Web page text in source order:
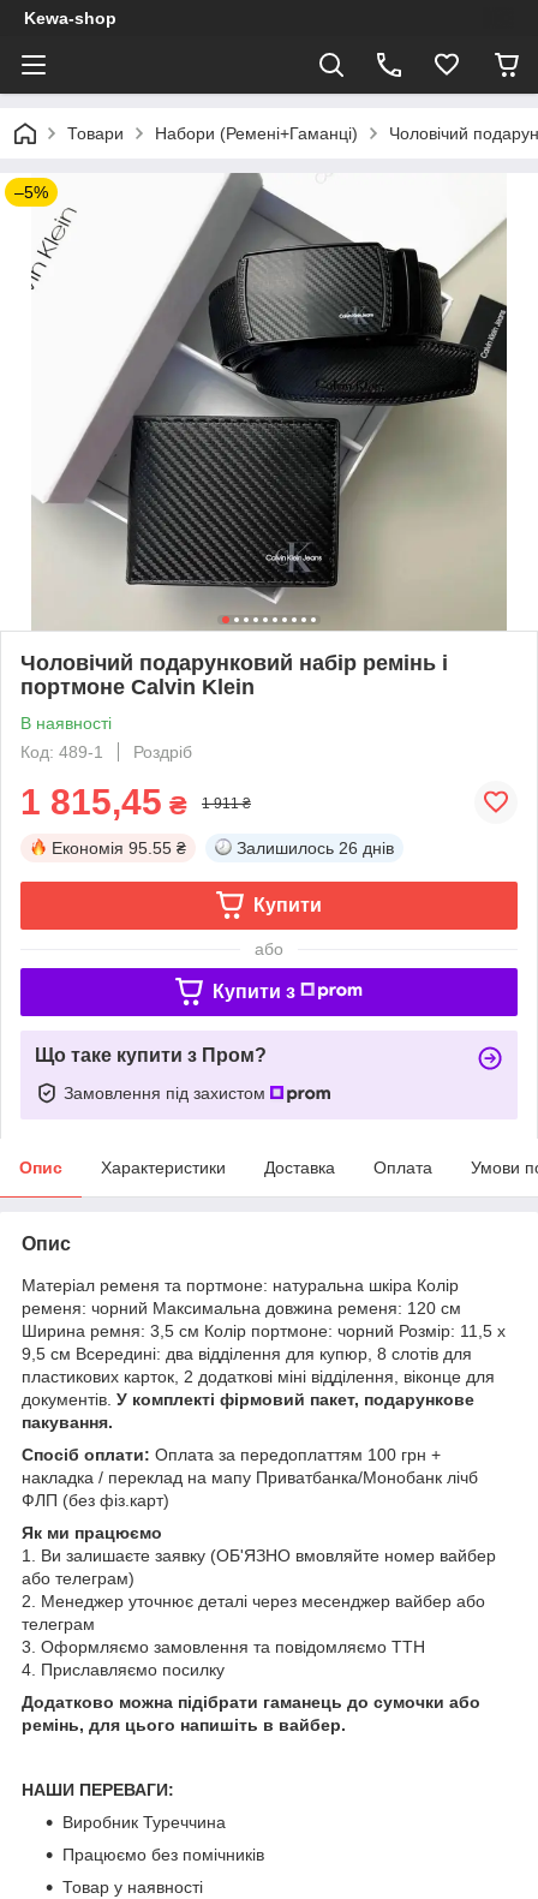
Kewa-shop
Товари Набори (Ремені+Гаманці) Чоловічий
–5%
Чоловічий подарунковий набір ремінь і
портмоне Calvin Klein
В наявності
Код: 489-1
Роздріб
1 815,45 ₴ 1 911 ₴
Економія 95.55 ₴ Залишилось 26 днів
Купити
або
Купити з
Що таке купити з Пром?
Замовлення під захистом
Опис Характеристики Доставка Оплата Умови
Опис
Матеріал ременя та портмоне: натуральна шкіра Колір
ременя: чорний Максимальна довжина ременя: 120 см
Ширина ремня: 3,5 см Колір портмоне: чорний Розмір: 11,5 х
9,5 см Всередині: два відділення для купюр, 8 слотів для
пластикових карток, 2 додаткові міні відділення, віконце для
документів. У комплекті фірмовий пакет, подарункове
пакування.
Спосіб оплати: Оплата за передоплаттям 100 грн +
накладка / переклад на мапу Приватбанка/Монобанк лічб
ФЛП (без фіз.карт)
Як ми працюємо
1. Ви залишаєте заявку (ОБ'ЯЗНО вмовляйте номер вайбер
або телеграм)
2. Менеджер уточнює деталі через месенджер вайбер або
телеграм
3. Оформляємо замовлення та повідомляємо ТТН
4. Приславляємо посилку
Додатково можна підібрати гаманець до сумочки або
ремінь, для цього напишіть в вайбер.
НАШИ ПЕРЕВАГИ:
Виробник Туреччина
Працюємо без помічників
Товар у наявності